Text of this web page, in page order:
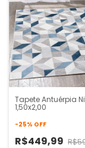
Tapete Antuérpia
1,50x2,00
-25% OFF
R$449,99